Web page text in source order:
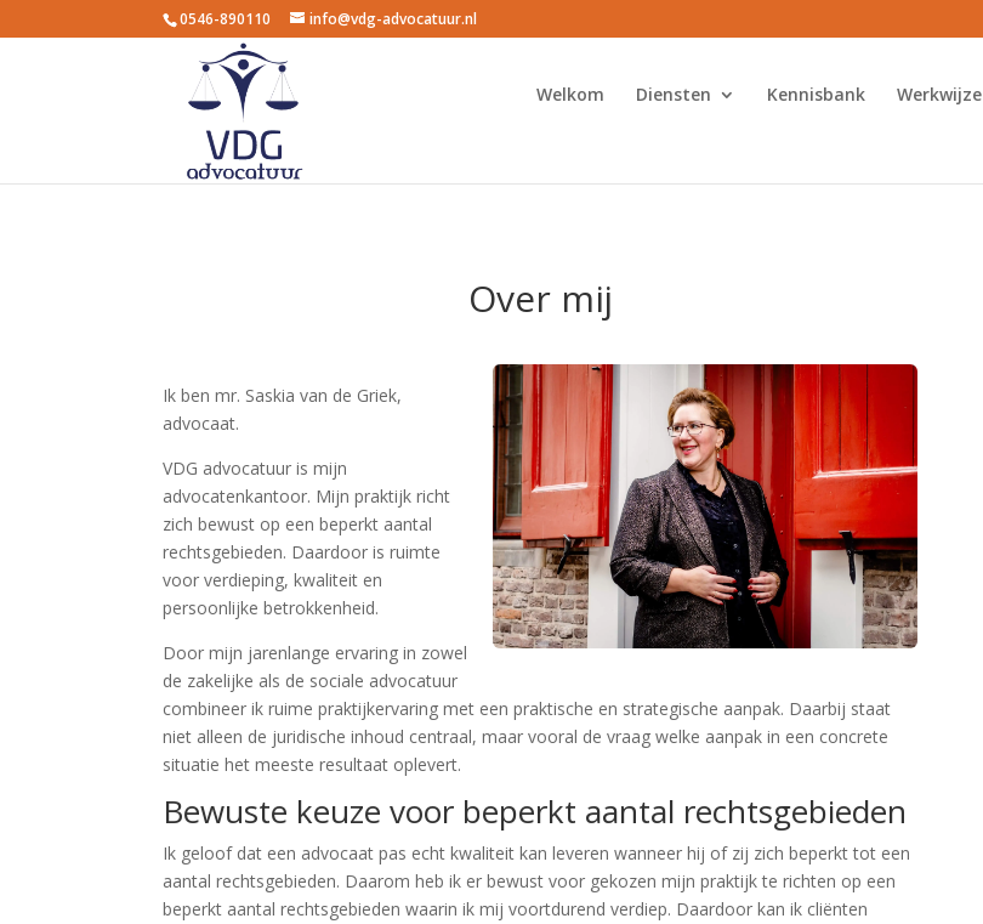
0546-890110 info@vdg-advocatuur.nl
Welkom Diensten Kennisbank Werkwijze
Over mij
Ik ben mr. Saskia van de Griek,
advocaat.
VDG advocatuur is mijn
advocatenkantoor. Mijn praktijk richt
zich bewust op een beperkt aantal
rechtsgebieden. Daardoor is ruimte
voor verdieping, kwaliteit en
persoonlijke betrokkenheid.
Door mijn jarenlange ervaring in zowel
de zakelijke als de sociale advocatuur
combineer ik ruime praktijkervaring met een praktische en strategische aanpak. Daarbij staat
niet alleen de juridische inhoud centraal, maar vooral de vraag welke aanpak in een concrete
situatie het meeste resultaat oplevert.
Bewuste keuze voor beperkt aantal rechtsgebieden
Ik geloof dat een advocaat pas echt kwaliteit kan leveren wanneer hij of zij zich beperkt tot een
aantal rechtsgebieden. Daarom heb ik er bewust voor gekozen mijn praktijk te richten op een
beperkt aantal rechtsgebieden waarin ik mij voortdurend verdiep. Daardoor kan ik cliënten